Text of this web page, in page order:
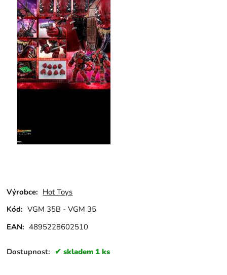
Výrobce: Hot Toys
Kód: VGM 35B - VGM 35
EAN: 4895228602510
Dostupnost: skladem 1 ks